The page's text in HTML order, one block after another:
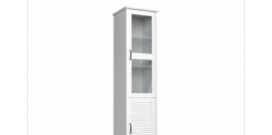
Blanco szafa 01
Więcej